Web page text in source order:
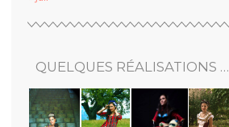
QUELQUES RÉALISATIONS …